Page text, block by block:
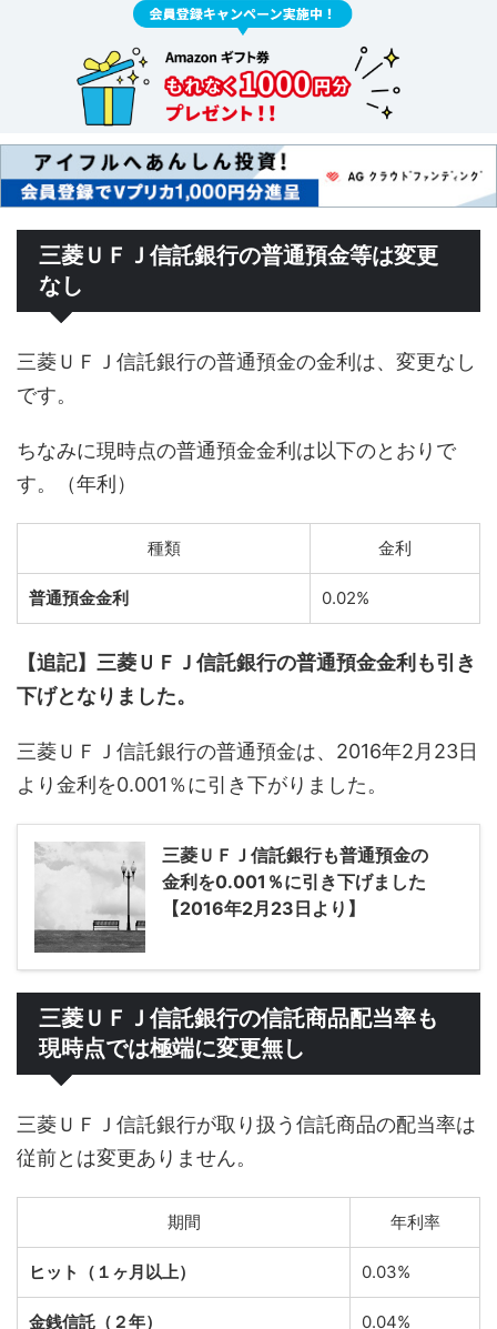
三菱ＵＦＪ信託銀行の普通預金等は変更
なし
三菱ＵＦＪ信託銀行の普通預金の金利は、変更なし
です。
ちなみに現時点の普通預金金利は以下のとおりで
す。（年利）
種類 金利
普通預金金利 0.02%
【追記】三菱ＵＦＪ信託銀行の普通預金金利も引き
下げとなりました。
三菱ＵＦＪ信託銀行の普通預金は、2016年2月23日
より金利を0.001％に引き下がりました。
三菱ＵＦＪ信託銀行も普通預金の
金利を0.001％に引き下げました
【2016年2月23日より】
三菱ＵＦＪ信託銀行の信託商品配当率も
現時点では極端に変更無し
三菱ＵＦＪ信託銀行が取り扱う信託商品の配当率は
従前とは変更ありません。
期間 年利率
ヒット（１ヶ月以上） 0.03%
金銭信託（２年） 0.04%